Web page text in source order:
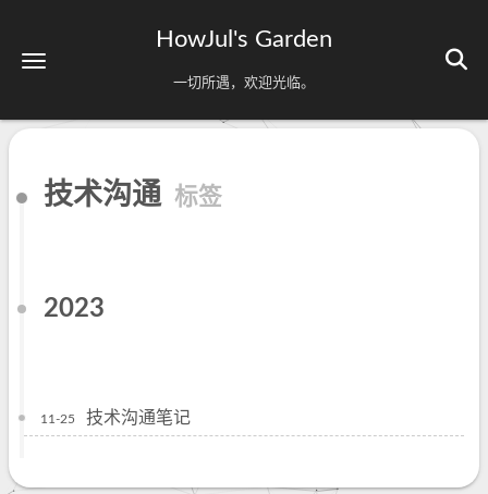
HowJul's Garden
一切所遇，欢迎光临。
技术沟通 标签
2023
11-25 技术沟通笔记